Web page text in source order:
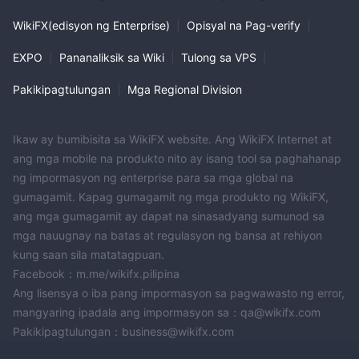
sa iba't ibang market, kabilang ang Forex, CFD sa mga indeks,
PRIME FX TRADINGNangangailangan ang cent account ng
2 pips. Katulad ng Standard Account, meronwalang
komisyon
nauugnay sa ganitong uri ng account. Pinapayagan
din nito ang pangangalakal sa buong Forex, CFD sa mga
indeks, stock, commodities, at cryptocurrencies.
Para sa ECN Account, isang minimum na deposito ng
$5000
ay kinakailangan, na may mga opsyon sa leverage na umaabot
hanggang sa 1:500 . Ang mga spread ay nagsisimula sa0.1
pips,at naaangkop ang isang komisyon. Ang uri ng account na
ito ay nagbibigay ng access sa parehong hanay ng mga market
WikiFX(edisyon ng Enterprise) Opisyal na Pag-verify
EXPO Pananaliksik sa Wiki Tulong sa VPS
Pakikipagtulungan Mga Regional Division
Ikaw ay bumibisita sa WikiFX website. Ang WikiFX Internet at
ang mga mobile na produkto nito ay isang tool sa paghahanap
ng impormasyon ng enterprise para sa mga global na
gumagamit. Kapag gumagamit ng mga produkto ng WikiFX,
ang mga gumagamit ay dapat na sinasadyang sumunod sa
mga nauugnay na batas at regulasyon ng bansa at rehiyon
kung saan sila matatagpuan.
Facebook：m.me/wikifx.pilipina
Ang lisensya o iba pang impormasyon sa pagwawasto ng error,
mangyaring ipadala ang impormasyon sa：qa@wikifx.com
Pakikipagtulungan：business@wikifx.com